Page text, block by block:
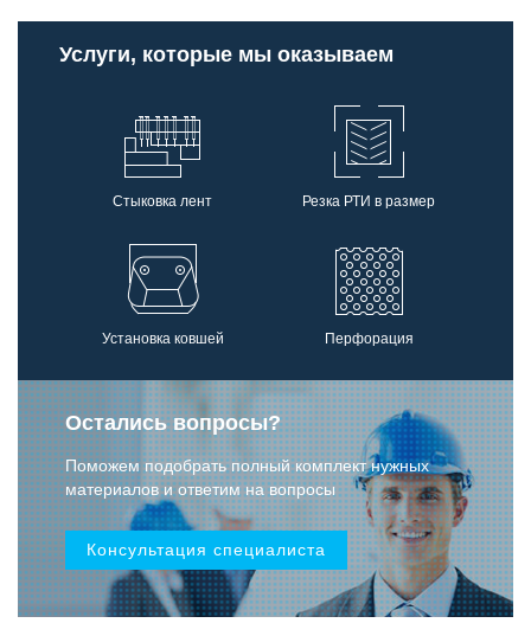
Услуги, которые мы оказываем
Стыковка лент Резка РТИ в размер
Установка ковшей Перфорация
Остались вопросы?
Поможем подобрать полный комплект нужных
материалов и ответим на вопросы
Консультация специалиста